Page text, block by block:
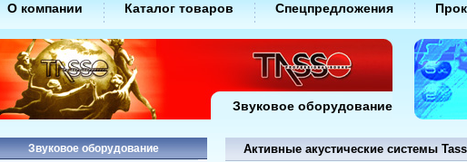
Активные акустические системы
Звуковое оборудование
О компании Каталог товаров Спецпредложения
Звуковое оборудование